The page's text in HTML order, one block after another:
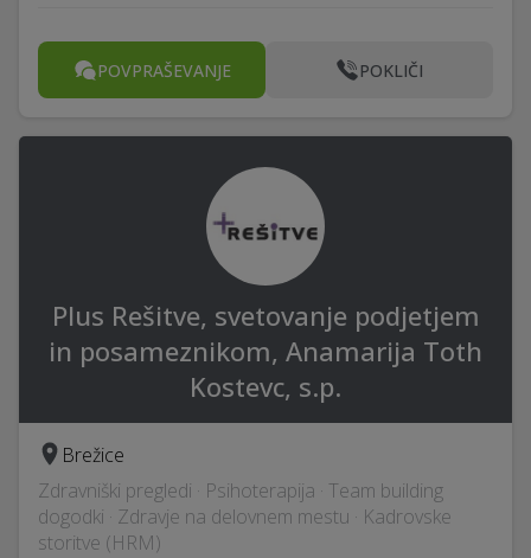
POVPRAŠEVANJE POKLIČI
Plus Rešitve, svetovanje podjetjem
in posameznikom, Anamarija Toth
Kostevc, s.p.
Brežice
Zdravniški pregledi · Psihoterapija · Team building
dogodki · Zdravje na delovnem mestu · Kadrovske
storitve (HRM)